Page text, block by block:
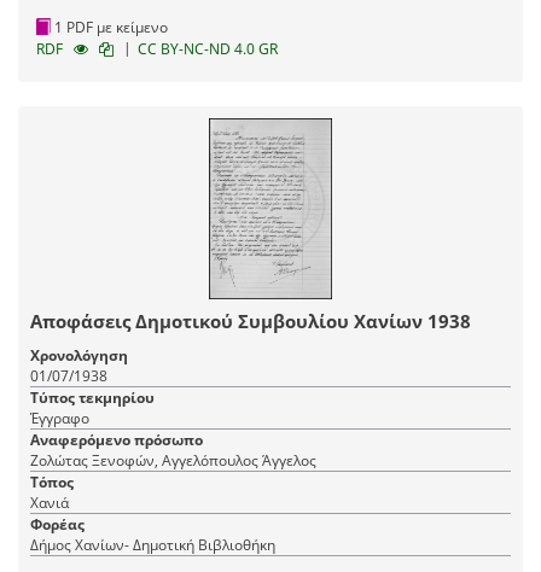
1 PDF με κείμενο
RDF
| CC BY-NC-ND 4.0 GR
Αποφάσεις Δημοτικού Συμβουλίου Χανίων 1938
Χρονολόγηση
01/07/1938
Τύπος τεκμηρίου
Έγγραφο
Αναφερόμενο πρόσωπο
Ζολώτας Ξενοφών, Αγγελόπουλος Άγγελος
Τόπος
Χανιά
Φορέας
Δήμος Χανίων- Δημοτική Βιβλιοθήκη